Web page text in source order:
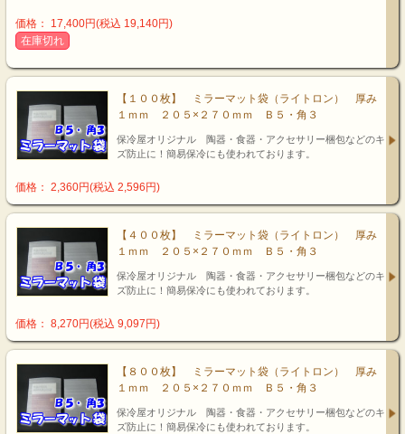
価格： 17,400円(税込 19,140円)
在庫切れ
【１００枚】 ミラーマット袋（ライトロン） 厚み
１ｍｍ ２０５×２７０ｍｍ Ｂ５・角３
保冷屋オリジナル 陶器・食器・アクセサリー梱包などのキ
ズ防止に！簡易保冷にも使われております。
価格： 2,360円(税込 2,596円)
【４００枚】 ミラーマット袋（ライトロン） 厚み
１ｍｍ ２０５×２７０ｍｍ Ｂ５・角３
保冷屋オリジナル 陶器・食器・アクセサリー梱包などのキ
ズ防止に！簡易保冷にも使われております。
価格： 8,270円(税込 9,097円)
【８００枚】 ミラーマット袋（ライトロン） 厚み
１ｍｍ ２０５×２７０ｍｍ Ｂ５・角３
保冷屋オリジナル 陶器・食器・アクセサリー梱包などのキ
ズ防止に！簡易保冷にも使われております。